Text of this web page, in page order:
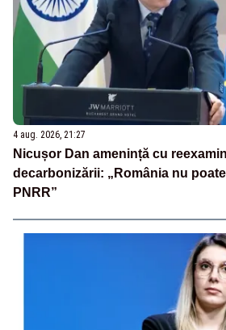
4 aug. 2026, 21:27
Nicușor Dan amenință cu
decarbonizării: „România nu
PNRR”